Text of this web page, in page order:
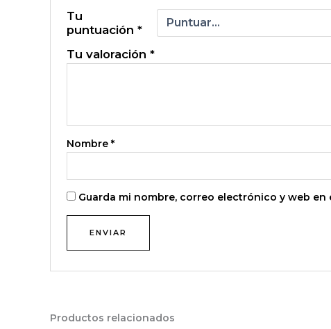
Tu
puntuación*
Tu valoración*
Nombre*
Guarda mi nombre, correo electrónico y web
Productos relacionados